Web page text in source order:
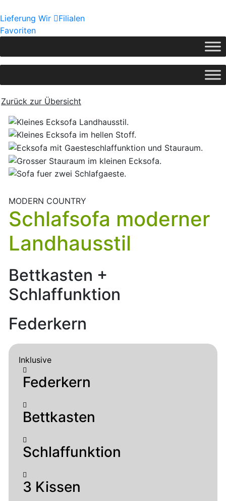
Lieferung Wir
Filialen
Favoriten
Zurück zur Übersicht
MODERN COUNTRY
Schlafsofa moderner
Landhausstil
Bettkasten +
Schlaffunktion
Federkern
Inklusive
Federkern
Bettkasten
Schlaffunktion
3 Kissen